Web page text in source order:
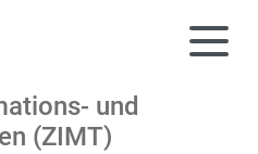
und
(ZIMT)